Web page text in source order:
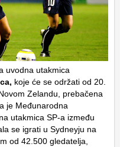
uvodna utakmica
koje će se održati od 20.
Zelandu, prebačena
je Međunarodna
utakmica SP-a između
se igrati u Sydneyju na
od 42.500 gledatelja,